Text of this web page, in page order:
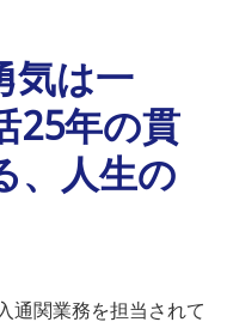
気は一
25年の貫
、人生の
通関業務を担当されて